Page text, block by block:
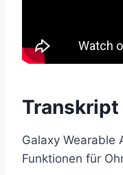
Galaxy Wearable
Funktionen für